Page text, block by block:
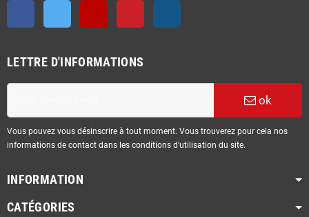
Facebook Twitter YouTube
LETTRE D'INFORMATIONS
ok
Vous pouvez vous désinscrire à tout moment. Vous trouverez pour cela nos
informations de contact dans les conditions d'utilisation du site.
INFORMATION
CATÉGORIES